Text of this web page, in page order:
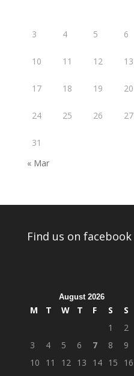
3 4 5 6
10 11 12 13
17 18 19 20
24 25 26 27
31
« Mar
Find us on facebook
August 2026
M T W T F S
S
1
2
3
4 5 6 7 8
9
10
11 12 13 14 15
16